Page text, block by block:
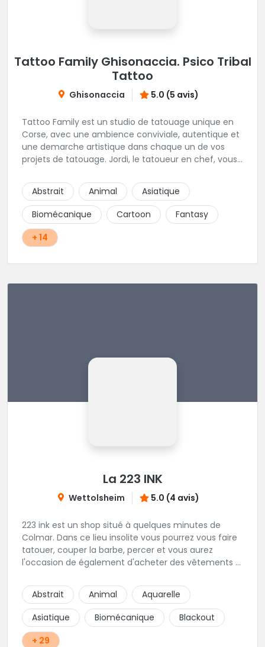
Tattoo Family Ghisonaccia. Psico Tribal
Tattoo
Ghisonaccia 5.0 (5 avis)
Tattoo Family est un studio de tatouage unique en
Corse, avec une ambience conviviale, autentique et
une demarche artistique dans chaque un de vos
projets de tatouage. Jordi, le tatoueur en chef, vous
votre preference, toujours avec vous pour creer
ensemble le tattoo de vos reves.
Abstrait Animal
Asiatique
Biomécanique
Cartoon
Fantasy
+ 14
La 223 INK
Wettolsheim 5.0 (4 avis)
223 ink est un shop situé à quelques minutes de
Colmar. Dans ce lieu insolite vous pourrez vous faire
tatouer, couper la barbe, percer et vous aurez
l'occasion de également d'acheter des vêtements à
recevra pour vos projets de style réaliste, floral,
religieux et latino. On vous invite à pousser
rapidement la porte de ce shop.
Abstrait Animal
Aquarelle
Asiatique
Biomécanique
Blackout
+ 29